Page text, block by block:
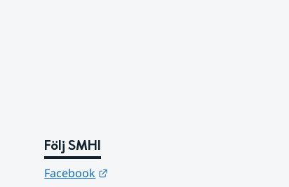
Följ SMHI
Facebook